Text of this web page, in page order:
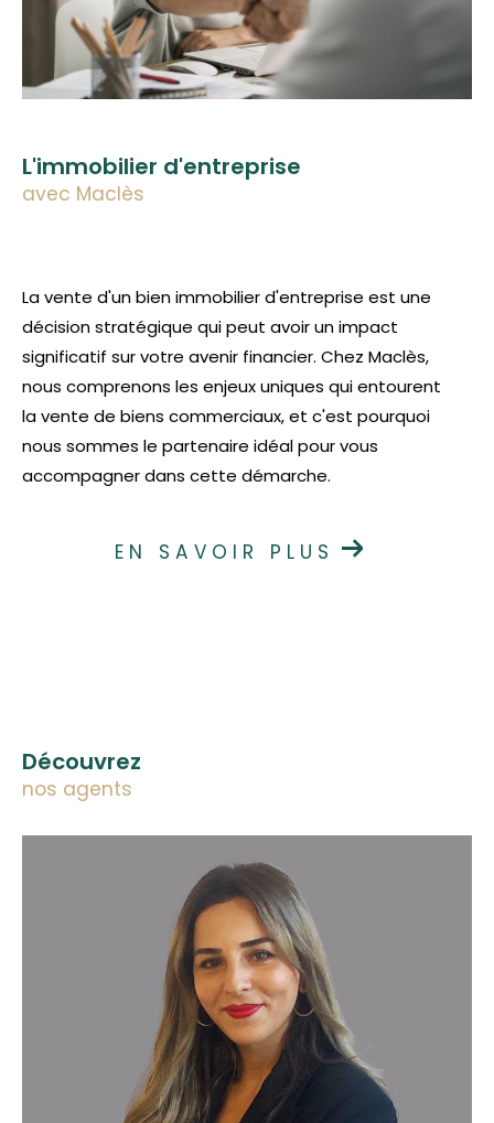
L'immobilier d'entreprise
avec Maclès
La vente d'un bien immobilier d'entreprise est une
décision stratégique qui peut avoir un impact
significatif sur votre avenir financier. Chez Maclès,
nous comprenons les enjeux uniques qui entourent
la vente de biens commerciaux, et c'est pourquoi
nous sommes le partenaire idéal pour vous
accompagner dans cette démarche.
EN SAVOIR PLUS
Découvrez
nos agents